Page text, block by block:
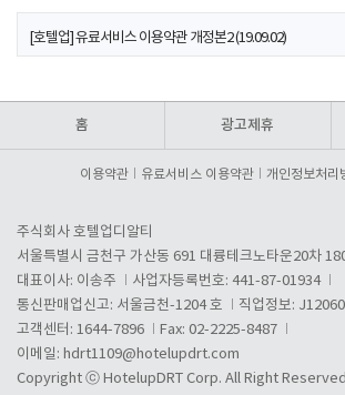
[호텔업] 유료서비스 이용약관 개정본2 (19.09.02)
홈 광고제휴
이용약관 유료서비스 이용약관 개인정보처리
주식회사 호텔업디알티
서울특별시 금천구 가산동 691 대륭테크노타운20차
대표이사: 이송주
사업자등록번호: 441-87-01934
통신판매업신고: 서울금천-1204 호
직업정보:
고객센터: 1644-7896
Fax: 02-2225-8487
이메일: hdrt1109@hotelupdrt.com
Copyright ⓒ HotelupDRT Corp. All Right